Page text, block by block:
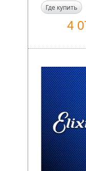
Где купить
4